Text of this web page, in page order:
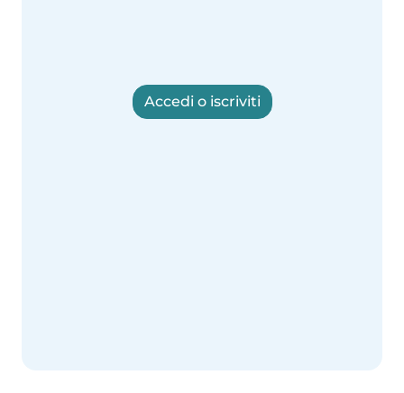
Accedi o iscriviti